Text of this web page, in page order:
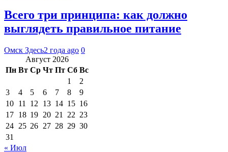
Всего три принципа: как должно
выглядеть правильное питание
Омск Здесь2 года ago 0
Август 2026
Пн Вт Ср Чт Пт Сб Вс
1
2
3
4 5 6 7 8
9
10 11 12 13 14 15 16
17 18 19 20 21 22 23
24 25 26 27 28 29 30
31
« Июл